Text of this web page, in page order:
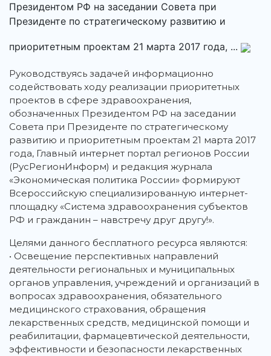
Президентом РФ на заседании Совета при
Президенте по стратегическому развитию и
приоритетным проектам 21 марта 2017 года, ...
Руководствуясь задачей информационно
содействовать ходу реализации приоритетных
проектов в сфере здравоохранения,
обозначенных Президентом РФ на заседании
Совета при Президенте по стратегическому
развитию и приоритетным проектам 21 марта 2017
года, Главный интернет портал регионов России
(РусРегионИнформ) и редакция журнала
«Экономическая политика России» формируют
Всероссийскую специализированную интернет-
площадку «Система здравоохранения субъектов
РФ и гражданин – навстречу друг другу!».
Целями данного бесплатного ресурса являются:
• Освещение перспективных направлений
деятельности региональных и муниципальных
органов управления, учреждений и организаций в
вопросах здравоохранения, обязательного
медицинского страхования, обращения
лекарственных средств, медицинской помощи и
реабилитации, фармацевтической деятельности,
эффективности и безопасности лекарственных